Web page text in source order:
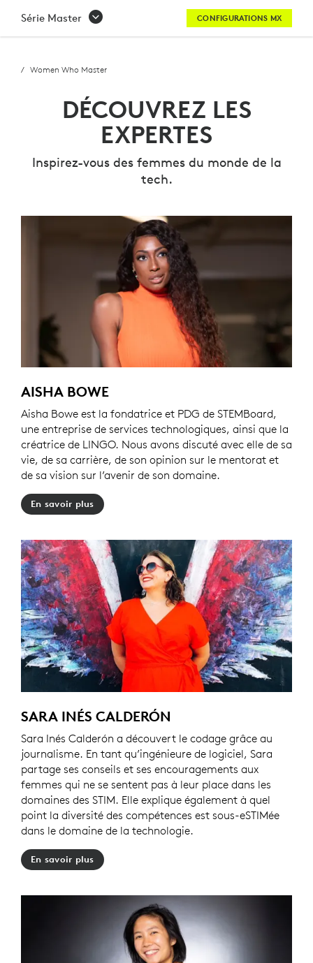
DÉCOUVREZ
CHAMPIONNES
WHO
LOGITECH
Série Master CONFIGURATIONS MX
Women Who Master
DÉCOUVREZ LES
EXPERTES
Inspirez-vous des femmes du monde de la
tech.
AISHA BOWE
Aisha Bowe est la fondatrice et PDG de STEMBoard,
une entreprise de services technologiques, ainsi que la
créatrice de LINGO. Nous avons discuté avec elle de sa
vie, de sa carrière, de son opinion sur le mentorat et
de sa vision sur l’avenir de son domaine.
En savoir plus
SARA INÉS CALDERÓN
Sara Inés Calderón a découvert le codage grâce au
journalisme. En tant qu’ingénieure de logiciel, Sara
partage ses conseils et ses encouragements aux
femmes qui ne se sentent pas à leur place dans les
domaines des STIM. Elle explique également à quel
point la diversité des compétences est sous-eSTIMée
dans le domaine de la technologie.
En savoir plus